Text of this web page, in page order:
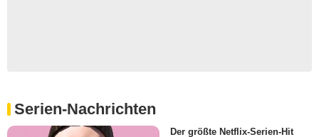
Serien-Nachrichten
Der größte Netflix-Serien-Hit